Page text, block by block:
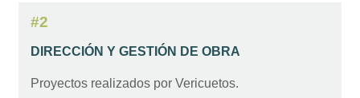
#2
DIRECCIÓN Y GESTIÓN DE OBRA
Proyectos realizados por Vericuetos.